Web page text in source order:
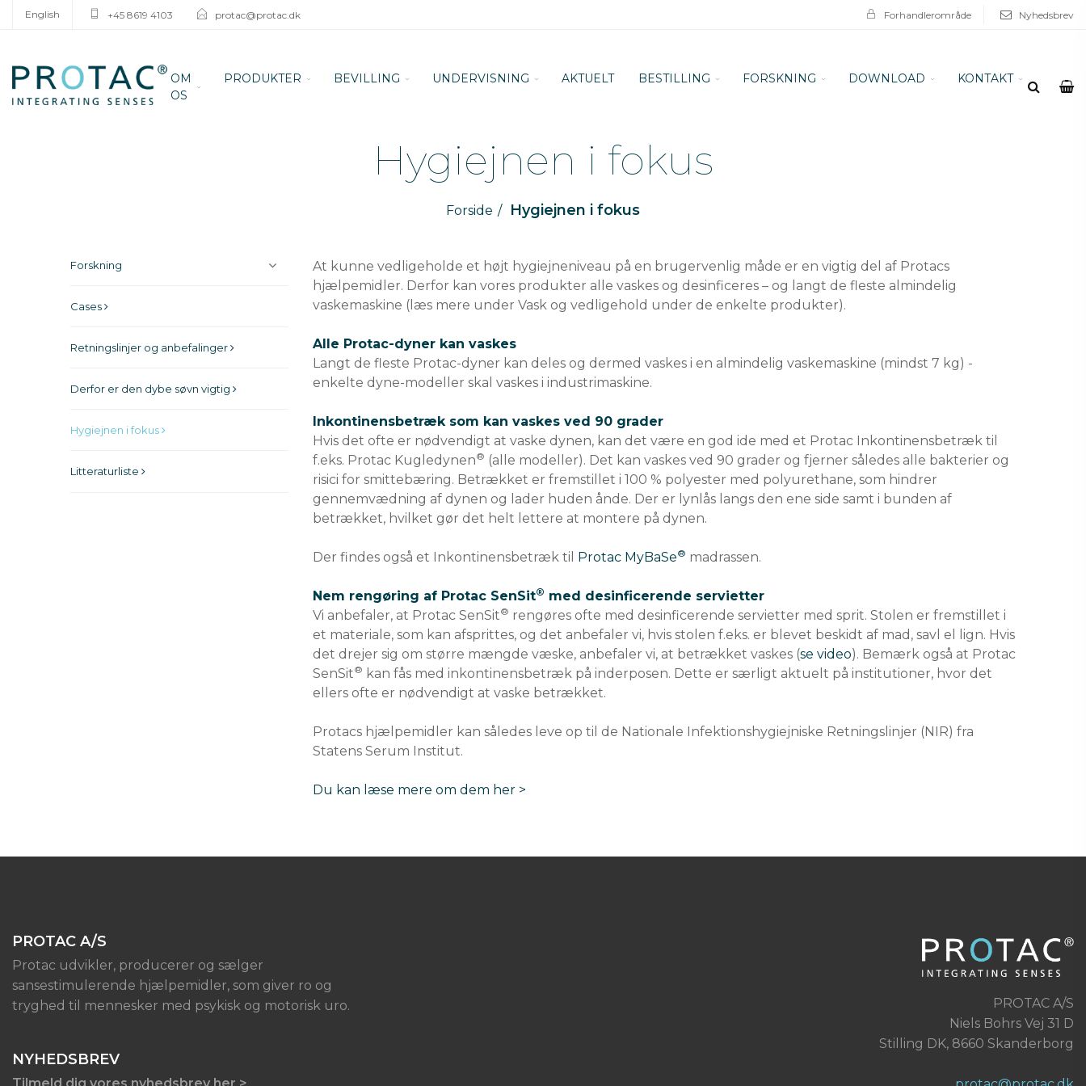
English +45 8619 4103 protac@protac.dk Forhandlerområde Nyhedsbrev
OM
OS
PRODUKTER BEVILLING UNDERVISNING AKTUELT BESTILLING FORSKNING DOWNLOAD KONTAKT
Hygiejnen i fokus
Forside Hygiejnen i fokus
Forskning
Cases
Retningslinjer og anbefalinger
Derfor er den dybe søvn vigtig
Hygiejnen i fokus
Litteraturliste
At kunne vedligeholde et højt hygiejneniveau på en brugervenlig måde er en vigtig del af Protacs
hjælpemidler. Derfor kan vores produkter alle vaskes og desinficeres – og langt de fleste almindelig
vaskemaskine (læs mere under Vask og vedligehold under de enkelte produkter).
Alle Protac-dyner kan vaskes
Langt de fleste Protac-dyner kan deles og dermed vaskes i en almindelig vaskemaskine (mindst 7 kg) -
enkelte dyne-modeller skal vaskes i industrimaskine.
Inkontinensbetræk som kan vaskes ved 90 grader
Hvis det ofte er nødvendigt at vaske dynen, kan det være en god ide med et Protac Inkontinensbetræk til
f.eks. Protac Kugledynen® (alle modeller). Det kan vaskes ved 90 grader og fjerner således alle bakterier og
risici for smittebæring. Betrækket er fremstillet i 100 % polyester med polyurethane, som hindrer
gennemvædning af dynen og lader huden ånde. Der er lynlås langs den ene side samt i bunden af
betrækket, hvilket gør det helt lettere at montere på dynen.
Der findes også et Inkontinensbetræk til Protac MyBaSe® madrassen.
Nem rengøring af Protac SenSit® med desinficerende servietter
Vi anbefaler, at Protac SenSit® rengøres ofte med desinficerende servietter med sprit. Stolen er fremstillet i
et materiale, som kan afsprittes, og det anbefaler vi, hvis stolen f.eks. er blevet beskidt af mad, savl el lign. Hvis
det drejer sig om større mængde væske, anbefaler vi, at betrækket vaskes (se video). Bemærk også at Protac
SenSit® kan fås med inkontinensbetræk på inderposen. Dette er særligt aktuelt på institutioner, hvor det
ellers ofte er nødvendigt at vaske betrækket.
Protacs hjælpemidler kan således leve op til de Nationale Infektionshygiejniske Retningslinjer (NIR) fra
Statens Serum Institut.
Du kan læse mere om dem her >
PROTAC A/S
Protac udvikler, producerer og sælger
sansestimulerende hjælpemidler, som giver ro og
tryghed til mennesker med psykisk og motorisk uro.
NYHEDSBREV
PROTAC A/S
Niels Bohrs Vej 31 D
Stilling DK, 8660 Skanderborg